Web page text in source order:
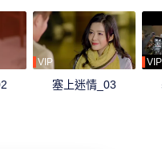
VIP
塞上迷情_03
VIP